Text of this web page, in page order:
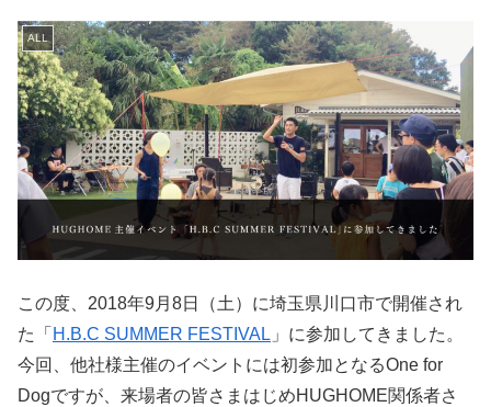
ALL
この度、2018年9月8日（土）に埼玉県川口市で開催され
た「 H.B.C SUMMER FESTIVAL 」に参加してきました。
今回、他社様主催のイベントには初参加となるOne for
Dogですが、来場者の皆さまはじめHUGHOME関係者さ